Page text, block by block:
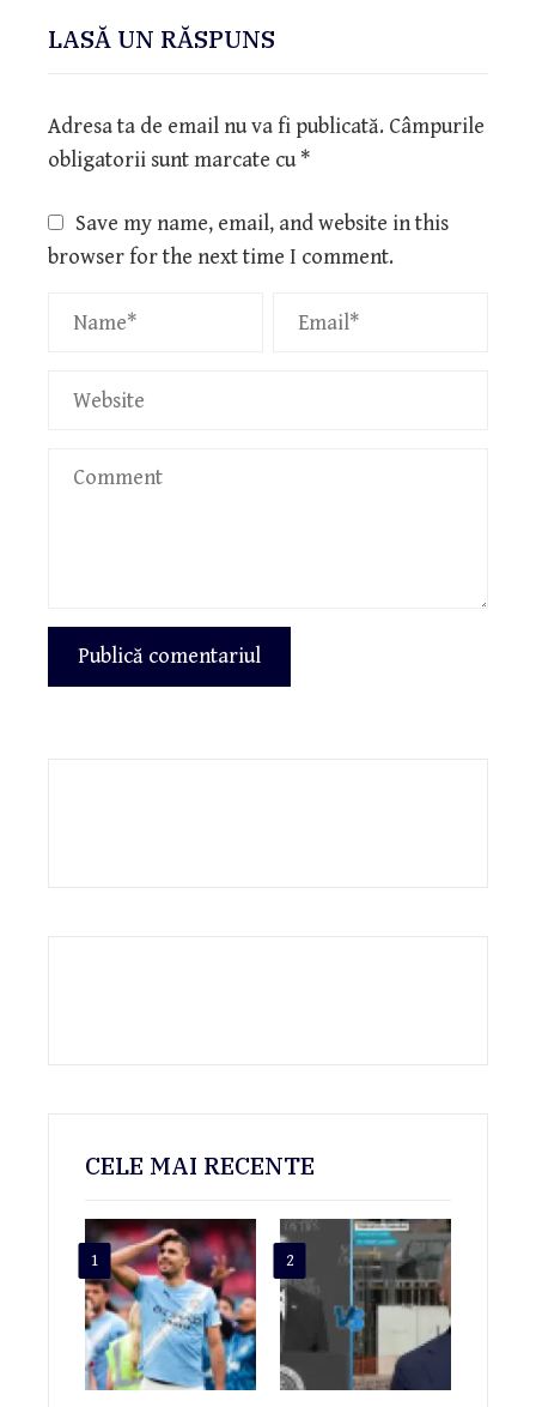
LASĂ UN RĂSPUNS
Adresa ta de email nu va fi publicată. Câmpurile
obligatorii sunt marcate cu*
Save my name, email, and website in this
browser for the next time I comment.
CELE MAI RECENTE
1 2